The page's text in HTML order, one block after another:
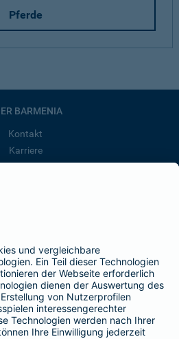
Pferde
BARMENIA
Kontakt
Karriere
der BarmeniaGothaer
SEITEN
Zusatzversicherung